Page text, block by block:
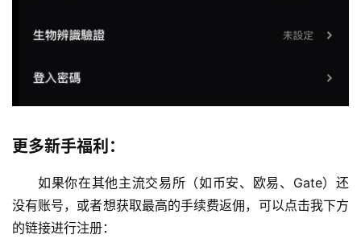
更多新手福利：
如果你在其他主流交易所（如币安、欧易、Gate）还
没有账号，或者想获取最高的手续费返佣，可以点击我下方
的链接进行注册：